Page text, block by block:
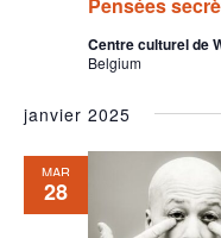
Centre culturel de
Belgium
janvier 2025
MAR
28